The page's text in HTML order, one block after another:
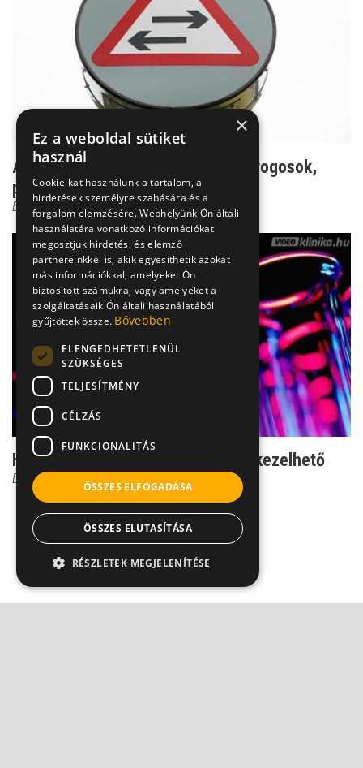
AIDS-piramis: Homoszexuálisok, drogosok,
prostituáltak
Dr. Szlávik János
HIV-fertőzés - amíg nem AIDS, jól kezelhető
Dr. Tisza Tímea
×
Ez a weboldal sütiket
használ
Cookie-kat használunk a tartalom, a
hirdetések személyre szabására és a
forgalom elemzésére. Webhelyünk Ön általi
használatára vonatkozó információkat
megosztjuk hirdetési és elemző
partnereinkkel is, akik egyesíthetik azokat
más információkkal, amelyeket Ön
biztosított számukra, vagy amelyeket a
szolgáltatásaik Ön általi használatából
gyűjtöttek össze. Bővebben
ELENGEDHETETLENÜL
SZÜKSÉGES
TELJESÍTMÉNY
CÉLZÁS
FUNKCIONALITÁS
ÖSSZES ELFOGADÁSA
ÖSSZES ELUTASÍTÁSA
RÉSZLETEK MEGJELENÍTÉSE